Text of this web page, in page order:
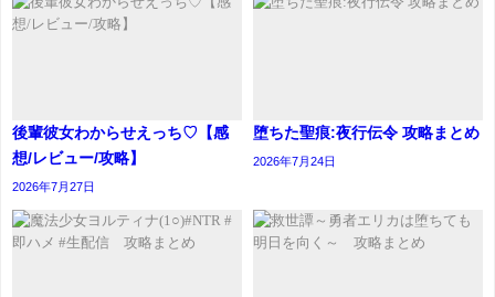
後輩彼女わからせえっち♡【感
想/レビュー/攻略】
2026年7月27日
堕ちた聖痕:夜行伝令 攻略まとめ
2026年7月24日